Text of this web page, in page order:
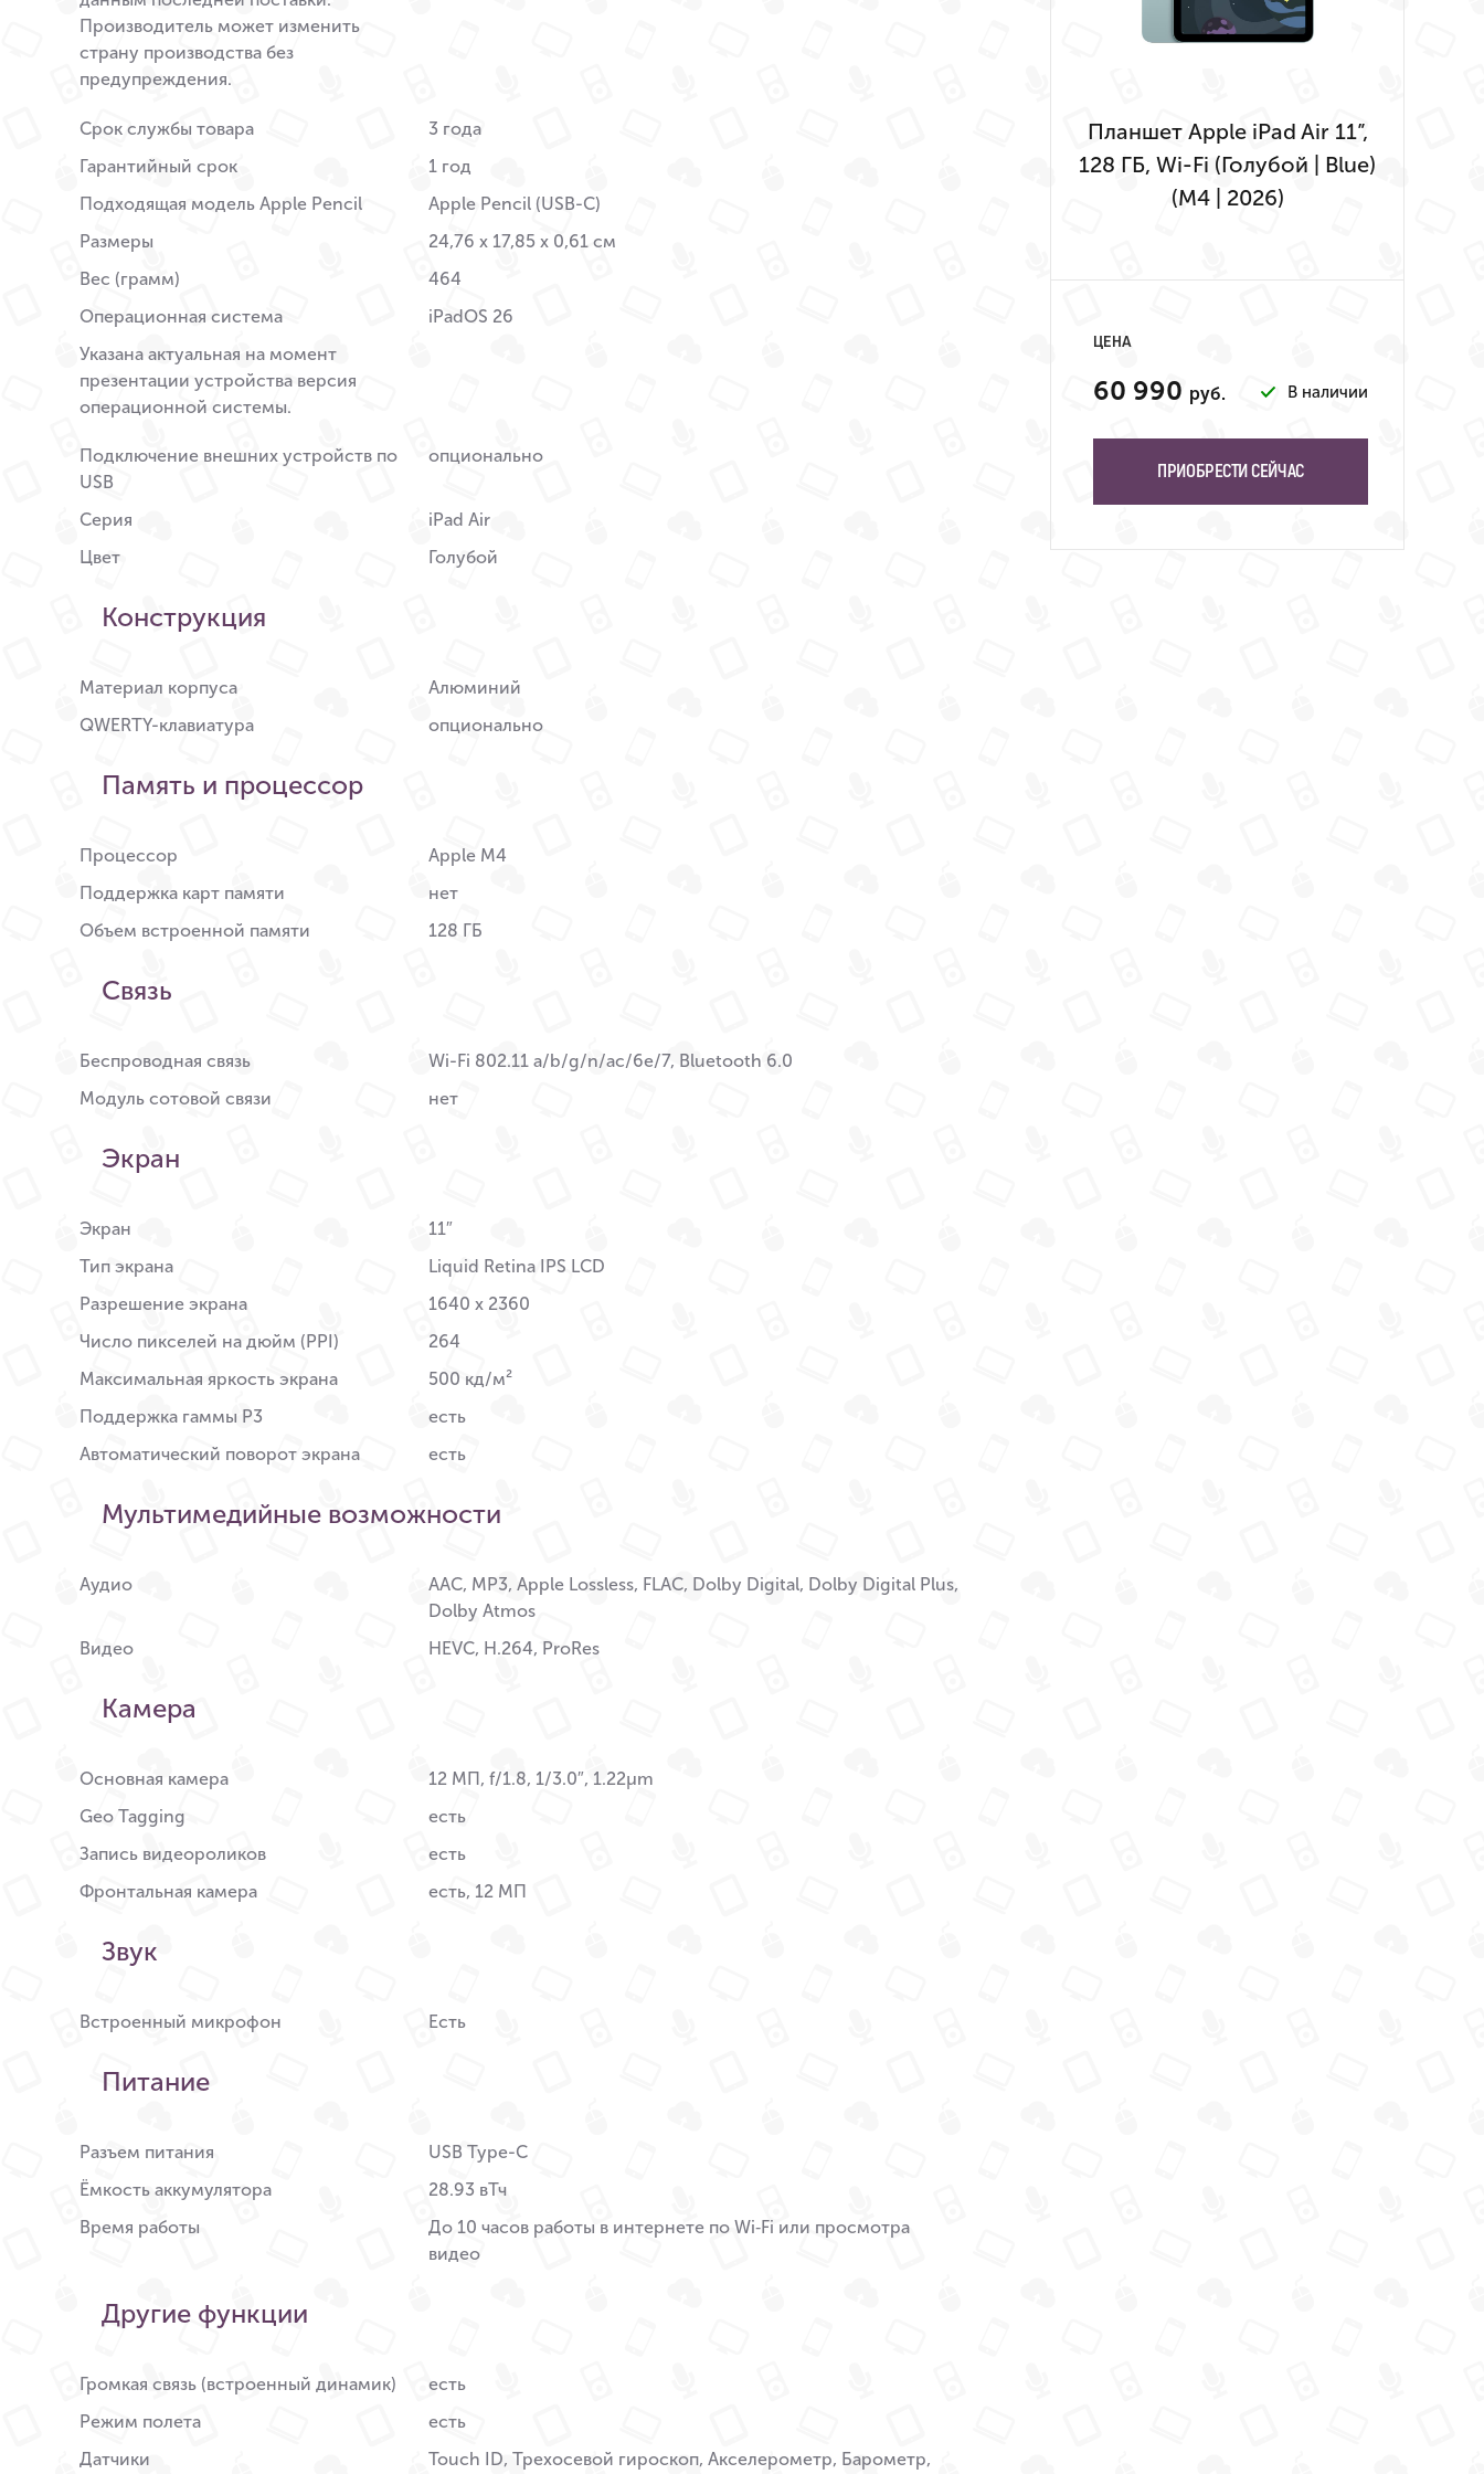
Производитель может изменить
страну производства без
предупреждения.
Срок службы товара
3 года
Гарантийный срок
1 год
Подходящая модель Apple Pencil
Apple Pencil (USB-C)
Размеры
24,76 x 17,85 x 0,61 см
Вес (грамм)
464
Операционная система
Указана актуальная на момент
презентации устройства версия
операционной системы.
iPadOS 26
Подключение внешних устройств по
USB
опционально
Серия
iPad Air
Цвет
Голубой
Конструкция
Материал корпуса
Алюминий
QWERTY-клавиатура
опционально
Память и процессор
Процессор
Apple M4
Поддержка карт памяти
нет
Объем встроенной памяти
128 ГБ
Связь
Беспроводная связь
Wi-Fi 802.11 a/b/g/n/ac/6e/7, Bluetooth 6.0
Модуль сотовой связи
нет
Экран
Экран
11″
Тип экрана
Liquid Retina IPS LCD
Разрешение экрана
1640 x 2360
Число пикселей на дюйм (PPI)
264
Максимальная яркость экрана
500 кд/м²
Поддержка гаммы P3
есть
Автоматический поворот экрана
есть
Мультимедийные возможности
Аудио
AAC, MP3, Apple Lossless, FLAC, Dolby Digital, Dolby Digital Plus,
Dolby Atmos
Видео
HEVC, H.264, ProRes
Камера
Основная камера
12 МП, f/1.8, 1/3.0″, 1.22µm
Geo Tagging
есть
Запись видеороликов
есть
Фронтальная камера
есть, 12 МП
Звук
Встроенный микрофон Есть
Питание
Разъем питания
USB Type-C
Ёмкость аккумулятора
28.93 вТч
Время работы
До 10 часов работы в интернете по Wi‑Fi или просмотра
видео
Другие функции
Громкая связь (встроенный динамик)
есть
Режим полета
есть
Датчики
Touch ID, Трехосевой гироскоп, Акселерометр, Барометр,
Планшет Apple iPad Air 11”,
128 ГБ, Wi-Fi (Голубой | Blue)
(M4 | 2026)
ЦЕНА
60 990 руб. В наличии
ПРИОБРЕСТИ СЕЙЧАС